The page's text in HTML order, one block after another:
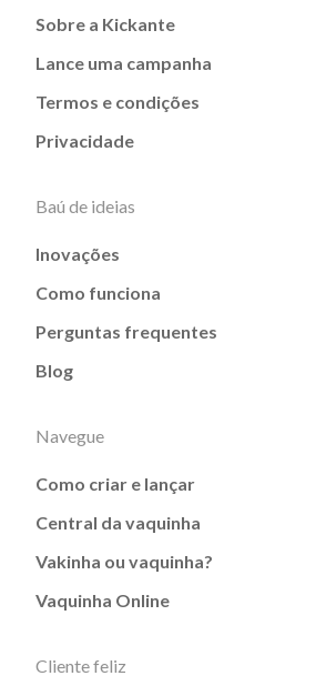
Sobre a Kickante
Lance uma campanha
Termos e condições
Privacidade
Baú de ideias
Inovações
Como funciona
Perguntas frequentes
Blog
Navegue
Como criar e lançar
Central da vaquinha
Vakinha ou vaquinha?
Vaquinha Online
Cliente feliz